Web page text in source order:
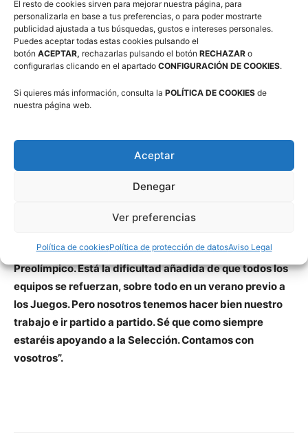
El resto de cookies sirven para mejorar nuestra página, para
personalizarla en base a tus preferencias, o para poder mostrarte
publicidad ajustada a tus búsquedas, gustos e intereses personales.
Puedes aceptar todas estas cookies pulsando el
botón ACEPTAR, rechazarlas pulsando el botón RECHAZAR o
configurarlas clicando en el apartado CONFIGURACIÓN DE COOKIES.
Si quieres más información, consulta la POLÍTICA DE COOKIES de
nuestra página web.
Aceptar
Denegar
Ver preferencias
Política de cookiesPolítica de protección de datosAviso Legal
concentración el jueves 23 de mayo con la excepción de
Astou Ndour, quien se incorporará unos días más tarde.
Cabe recordar la ausencia de Alba Torrens por una lesión
en la rodilla.
LUCAS MONDELO
cara al Eurobasket:“Tenemos otro reto apasionante y
difícil. Confío mucho en el grupo de jugadoras. Siempre
muy difícil ganar después de ganar, este equipo nos da
plena confianza de que va a dar lo máximo y vamos a
por el objetivo principal este año, clasificarse para el
Preolímpico. Está la dificultad añadida de que todos los
equipos se refuerzan, sobre todo en un verano previo a
los Juegos. Pero nosotros tenemos hacer bien nuestro
trabajo e ir partido a partido. Sé que como siempre
estaréis apoyando a la Selección. Contamos con
vosotros”.